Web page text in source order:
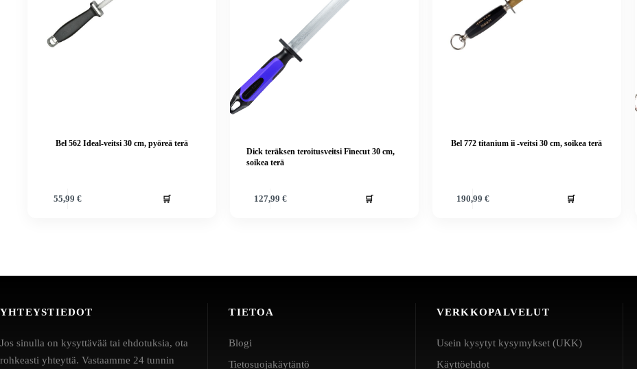
Bel 562 Ideal-veitsi 30 cm, pyöreä terä
55,99€ 🛒
Dick teräksen teroitusveitsi Finecut 30 cm,
soikea terä
127,99 € 🛒
Bel 772 titanium ii -veitsi 30 cm, soikea terä
190,99 € 🛒
YHTEYSTIEDOT
Jos sinulla on kysyttävää tai ehdotuksia, ota
rohkeasti yhteyttä. Vastaamme 24 tunnin
TIETOA
Blogi
Tietosuojakäytäntö
VERKKOPALVELUT
Usein kysytyt kysymykset (UKK)
Käyttöehdot